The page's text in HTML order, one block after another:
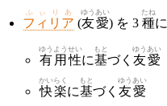
フィリア
ふぃりあ
(友愛
ゆうあい
) を 3 種
たね
に
有用
ゆうよう
性
せい
に基
もと
づく 友愛
ゆうあい
快楽
かいらく
に基
もと
づく 友愛
ゆうあい